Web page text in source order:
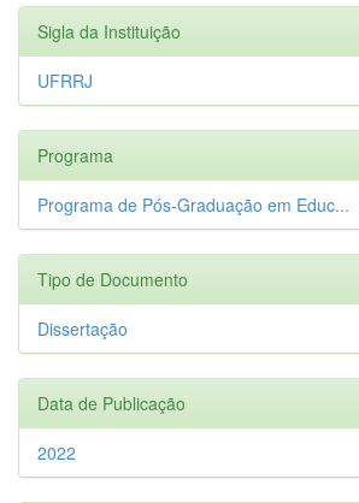
Sigla da Instituição
UFRRJ
Programa
Programa de Pós-Graduação em Educ...
Tipo de Documento
Dissertação
Data de Publicação
2022